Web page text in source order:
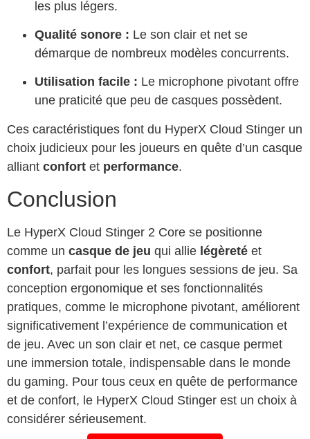
les plus légers.
Qualité sonore : Le son clair et net se
démarque de nombreux modèles concurrents.
Utilisation facile : Le microphone pivotant offre
une praticité que peu de casques possèdent.
Ces caractéristiques font du HyperX Cloud Stinger un
choix judicieux pour les joueurs en quête d’un casque
alliant confort et performance.
Conclusion
Le HyperX Cloud Stinger 2 Core se positionne
comme un casque de jeu qui allie légèreté et
confort, parfait pour les longues sessions de jeu. Sa
conception ergonomique et ses fonctionnalités
pratiques, comme le microphone pivotant, améliorent
significativement l’expérience de communication et
de jeu. Avec un son clair et net, ce casque permet
une immersion totale, indispensable dans le monde
du gaming. Pour tous ceux en quête de performance
et de confort, le HyperX Cloud Stinger est un choix à
considérer sérieusement.